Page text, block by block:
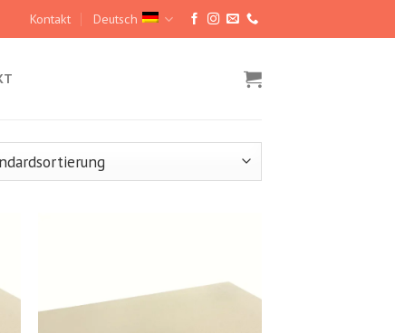
Kontakt Deutsch